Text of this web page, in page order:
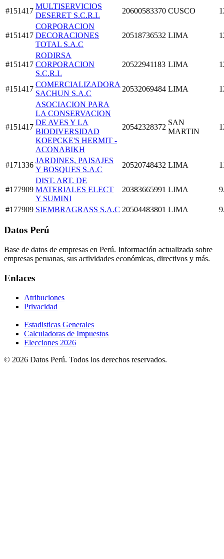
#151417
MULTISERVICIOS
DESERET S.C.R.L
20600583370 CUSCO
#151417
CORPORACION
DECORACIONES
TOTAL S.A.C
20518736532 LIMA
#151417
RODIRSA
CORPORACION
S.C.R.L
20522941183 LIMA
#151417
COMERCIALIZADORA
SACHUN S.A.C
20532069484 LIMA
#151417
ASOCIACION PARA
LA CONSERVACION
DE AVES Y LA
BIODIVERSIDAD
KOEPCKE'S HERMIT -
ACONABIKH
20542328372
SAN
MARTIN
#171336
JARDINES, PAISAJES
Y BOSQUES S.A.C
20520748432 LIMA
#177909
DIST. ART. DE
MATERIALES ELECT
Y SUMINI
20383665991 LIMA
#177909 SIEMBRAGRASS S.A.C 20504483801 LIMA
Datos Perú
Base de datos de empresas en Perú. Información actualizada sobre
empresas peruanas, sus actividades económicas, directivos y más.
Enlaces
Atribuciones
Privacidad
Estadisticas Generales
Calculadoras de Impuestos
Elecciones 2026
© 2026 Datos Perú. Todos los derechos reservados.